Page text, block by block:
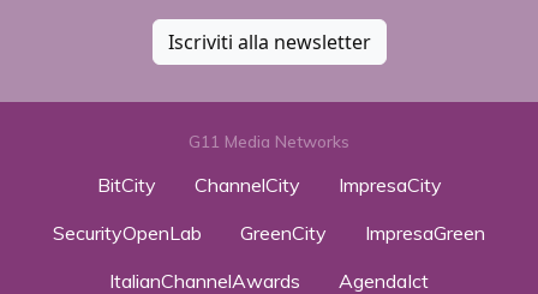
Iscriviti alla newsletter
G11 Media Networks
BitCity ChannelCity
ImpresaCity
SecurityOpenLab
GreenCity
ImpresaGreen
ItalianChannelAwards
AgendaIct